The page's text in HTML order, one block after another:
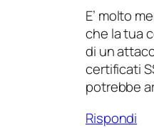
E’ molto
che la tua
di un
certificati
potrebbe
Rispondi